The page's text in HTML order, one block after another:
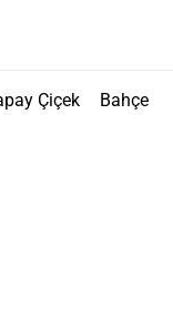
Çiçek Bahçe